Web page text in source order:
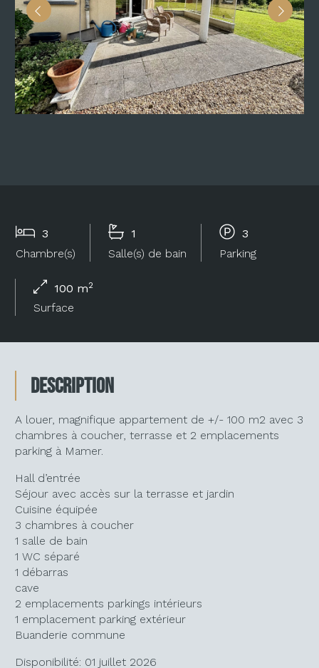
3
Chambre(s)
1
Salle(s) de bain
3
Parking
100 m2
Surface
Description
A louer, magnifique appartement de +/- 100 m2 avec 3
chambres à coucher, terrasse et 2 emplacements
parking à Mamer.
Hall d’entrée
Séjour avec accès sur la terrasse et jardin
Cuisine équipée
3 chambres à coucher
1 salle de bain
1 WC séparé
1 débarras
cave
2 emplacements parkings intérieurs
1 emplacement parking extérieur
Buanderie commune
Disponibilité: 01 juillet 2026